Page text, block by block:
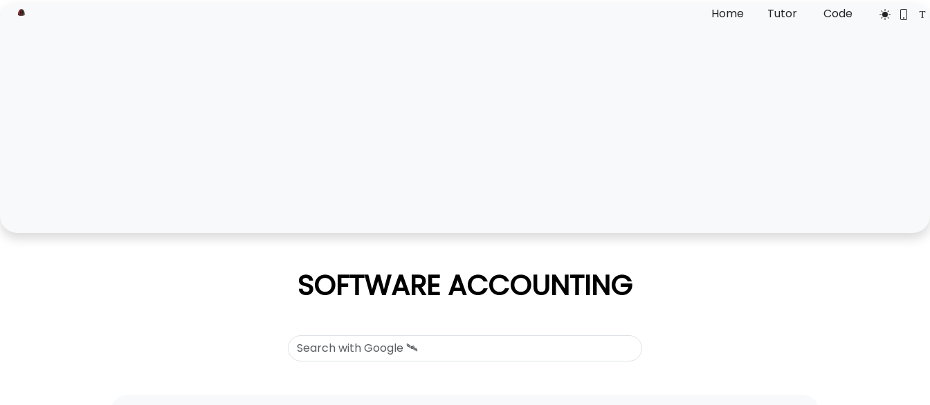
Home Tutor Code
SOFTWARE ACCOUNTING